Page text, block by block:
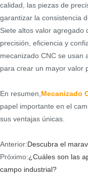
calidad, las piezas de
garantizar la consistencia
Siete altos valor agregado
precisión, eficiencia y
mecanizado CNC se usan
para crear un mayor valor
En resumen, Mecanizado
papel importante en el
sus ventajas únicas.
Anterior:Descubra el
Próximo:¿Cuáles son las
campo industrial?